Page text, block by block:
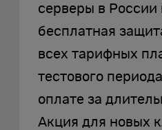
серверы в России
бесплатная
всех тарифных
тестового
оплате за
Акция для новых